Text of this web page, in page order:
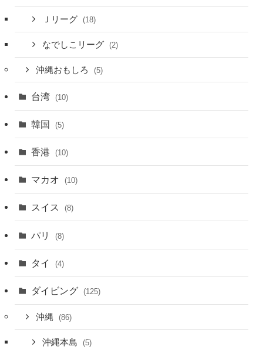
Ｊリーグ (18)
なでしこリーグ (2)
沖縄おもしろ (5)
台湾 (10)
韓国 (5)
香港 (10)
マカオ (10)
スイス (8)
パリ (8)
タイ (4)
ダイビング (125)
沖縄 (86)
沖縄本島 (5)